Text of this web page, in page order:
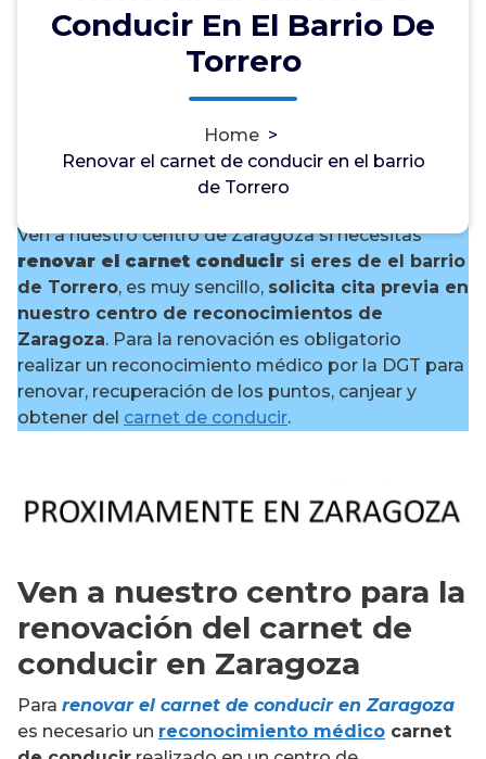
Conducir En El Barrio De
Torrero
Home >
Renovar el carnet de conducir en el barrio
de Torrero
¿Necesitas renovar el carnet
de conducir en el barrio de
Ven a nuestro centro de Zaragoza si necesitas
renovar el carnet conducir si eres de el barrio
de Torrero, es muy sencillo, solicita cita previa en
nuestro centro de reconocimientos de
Zaragoza. Para la renovación es obligatorio
realizar un reconocimiento médico por la DGT para
renovar, recuperación de los puntos, canjear y
obtener del carnet de conducir.
Ven a nuestro centro para la
renovación del carnet de
conducir en Zaragoza
Para renovar el carnet de conducir en Zaragoza
es necesario un reconocimiento médico carnet